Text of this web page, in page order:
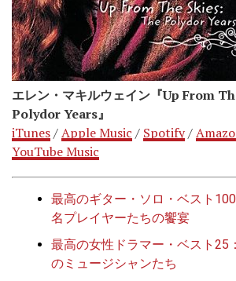
エレン・マキルウェイン『Up From
Polydor Years』
iTunes/Apple Music / Spotify/
YouTube Music
最高のギター・ソロ・ベスト
名プレイヤーたちの饗宴
最高の女性ドラマー・ベスト25
のミュージシャンたち